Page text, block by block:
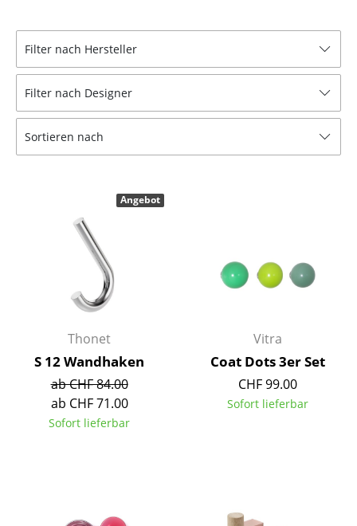
Freischwinger
Barhocker
Hocker
Sitzsäcke
Kinderstühle
Schaukelstühle
Bürodrehstühle
Einzelteile
... alle Sitzmöbel
Beistelltische
Filter nach Hersteller
Filter nach Designer
Sortieren nach
Thonet
S 12 Wandhaken
ab CHF 84.00
ab CHF 71.00
Sofort lieferbar
Angebot
Vitra
Coat Dots 3er Set
CHF 99.00
Sofort lieferbar